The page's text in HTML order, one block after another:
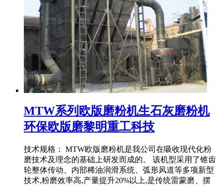
MTW系列欧版磨粉机生石灰磨粉机
环保欧版磨黎明重工科技
技术规格： MTW欧版磨粉机是我公司在吸收现代化粉
磨技术及理念的基础上研发而成的。 该机型采用了锥齿
轮整体传动、内部稀油润滑系统、弧形风道等多项新型
技术,粉磨效率高,产量提升20%以上,是传统雷蒙磨、摆